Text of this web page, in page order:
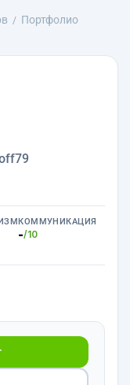
Портфолио
КОММУНИКАЦИЯ
-/10